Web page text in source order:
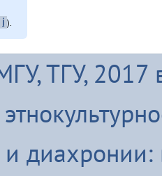
ℹ ).
ТГУ, 2017
диахронии: